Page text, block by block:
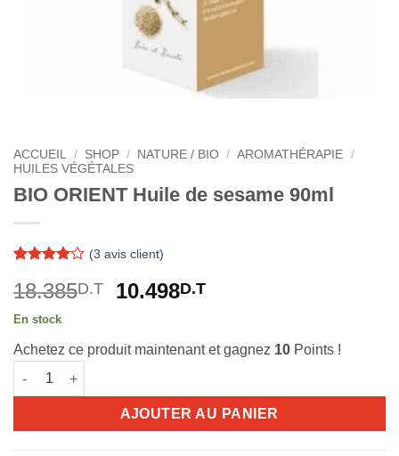
ACCUEIL / SHOP / NATURE / BIO / AROMATHÉRAPIE /
HUILES VÉGÉTALES
BIO ORIENT Huile de sesame 90ml
sur 5
basé sur
notations
(3 avis client)
18.385D.T
Le
était :
10.498D.TLe
est :
En stock
Achetez ce produit maintenant et gagnez 10 Points !
quantité de BIO ORIENT Huile de sesame 90ml
AJOUTER AU PANIER